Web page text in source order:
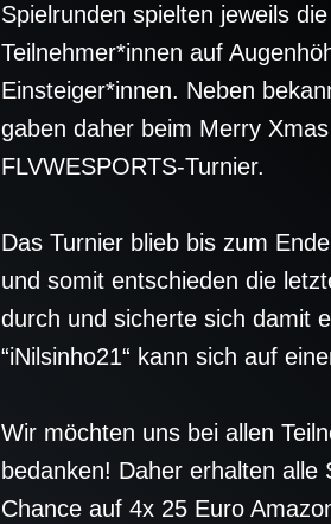
Spielrunden spielten jeweils
Teilnehmer*innen auf
Einsteiger*innen. Neben
gaben daher beim Merry
FLVWESPORTS-Turnier.
Das Turnier blieb bis zum
und somit entschieden die
durch und sicherte sich damit
“iNilsinho21“ kann sich auf
Wir möchten uns bei allen
bedanken! Daher erhalten
Chance auf 4x 25 Euro